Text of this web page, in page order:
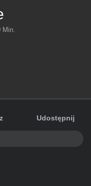
Min.
Udostępnij